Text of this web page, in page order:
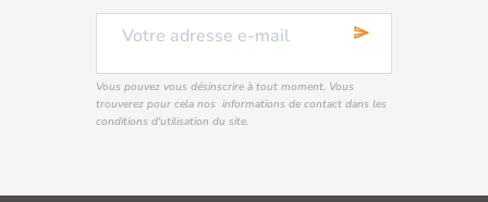
send
Vous pouvez vous désinscrire à tout moment. Vous
trouverez pour cela nos informations de contact dans les
conditions d'utilisation du site.